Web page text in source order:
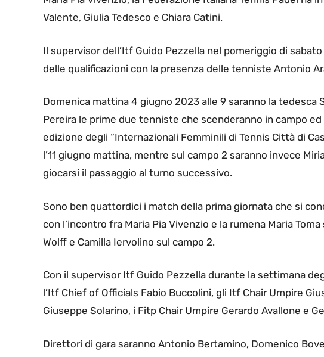
Valente, Giulia Tedesco e Chiara Catini.
Il supervisor dell’Itf Guido Pezzella nel pomeriggio di
delle qualificazioni con la presenza delle tenniste Antonio
Domenica mattina 4 giugno 2023 alle 9 saranno la tedesca
Pereira le prime due tenniste che scenderanno in campo
edizione degli “Internazionali Femminili di Tennis Città di
l’11 giugno mattina, mentre sul campo 2 saranno invece
giocarsi il passaggio al turno successivo.
Sono ben quattordici i match della prima giornata che si
con l’incontro fra Maria Pia Vivenzio e la rumena Maria
Wolff e Camilla Iervolino sul campo 2.
Con il supervisor Itf Guido Pezzella durante la settimana
l’Itf Chief of Officials Fabio Buccolini, gli Itf Chair Umpire
Giuseppe Solarino, i Fitp Chair Umpire Gerardo Avallone e
Direttori di gara saranno Antonio Bertamino, Domenico